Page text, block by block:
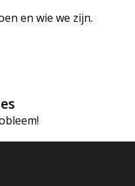
en wie we zijn.